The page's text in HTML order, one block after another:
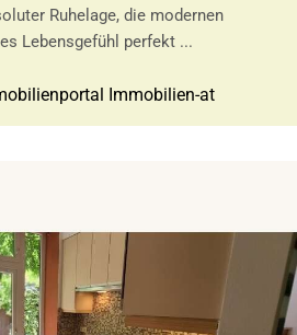
Ruhelage, die modernen
Lebensgefühl perfekt ...
Immobilien-at